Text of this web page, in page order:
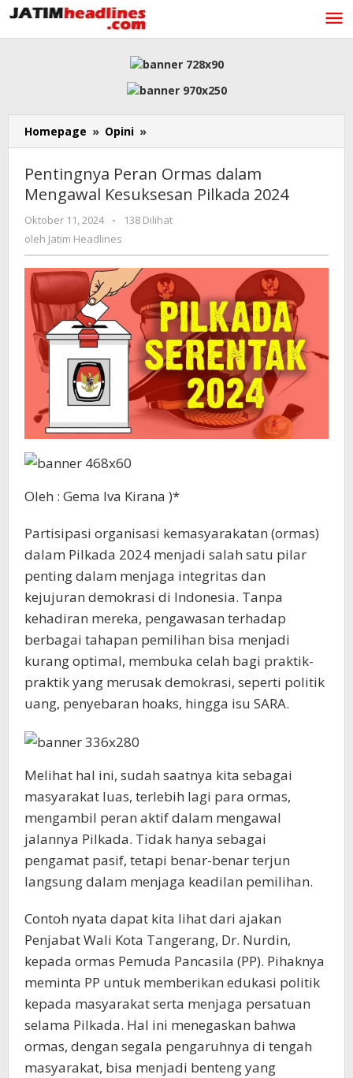
Lewati
ke
konten
Homepage » Opini »
Peran
dalam
Mengawal
Kesuksesan
Pentingnya Peran Ormas dalam
Mengawal Kesuksesan Pilkada 2024
Oktober 11, 2024
oleh
-
138 Dilihat
oleh Jatim Headlines
Oleh : Gema Iva Kirana )*
Partisipasi organisasi kemasyarakatan (ormas)
dalam Pilkada 2024 menjadi salah satu pilar
penting dalam menjaga integritas dan
kejujuran demokrasi di Indonesia. Tanpa
kehadiran mereka, pengawasan terhadap
berbagai tahapan pemilihan bisa menjadi
kurang optimal, membuka celah bagi praktik-
praktik yang merusak demokrasi, seperti politik
uang, penyebaran hoaks, hingga isu SARA.
Melihat hal ini, sudah saatnya kita sebagai
masyarakat luas, terlebih lagi para ormas,
mengambil peran aktif dalam mengawal
jalannya Pilkada. Tidak hanya sebagai
pengamat pasif, tetapi benar-benar terjun
langsung dalam menjaga keadilan pemilihan.
Contoh nyata dapat kita lihat dari ajakan
Penjabat Wali Kota Tangerang, Dr. Nurdin,
kepada ormas Pemuda Pancasila (PP). Pihaknya
meminta PP untuk memberikan edukasi politik
kepada masyarakat serta menjaga persatuan
selama Pilkada. Hal ini menegaskan bahwa
ormas, dengan segala pengaruhnya di tengah
masyarakat, bisa menjadi benteng yang